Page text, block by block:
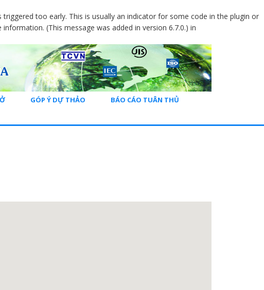
triggered too early. This is usually an indicator for some code in the plugin or
(This message was added in version 6.7.0.) in
GÓP Ý DỰ THẢO
BÁO CÁO TUÂN THỦ